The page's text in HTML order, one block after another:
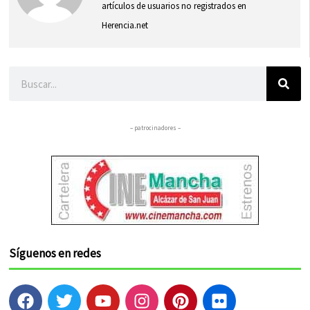
artículos de usuarios no registrados en
Herencia.net
– patrocinadores –
Síguenos en redes
F T Y I P F